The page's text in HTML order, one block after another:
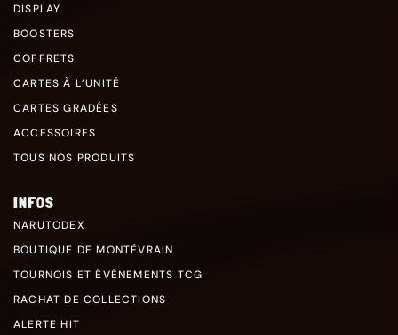
DISPLAY
BOOSTERS
COFFRETS
CARTES À L’UNITÉ
CARTES GRADÉES
ACCESSOIRES
TOUS NOS PRODUITS
INFOS
NARUTODEX
BOUTIQUE DE MONTÉVRAIN
TOURNOIS ET ÉVÉNEMENTS TCG
RACHAT DE COLLECTIONS
ALERTE HIT